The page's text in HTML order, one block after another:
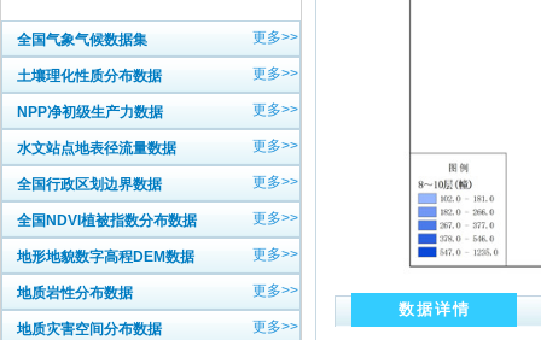
全国气象气候数据集 更多>>
土壤理化性质分布数据 更多>>
NPP净初级生产力数据 更多>>
水文站点地表径流量数据 更多>>
全国行政区划边界数据 更多>>
全国NDVI植被指数分布数据 更多>>
地形地貌数字高程DEM数据 更多>>
地质岩性分布数据 更多>>
地质灾害空间分布数据 更多>>
数据详情